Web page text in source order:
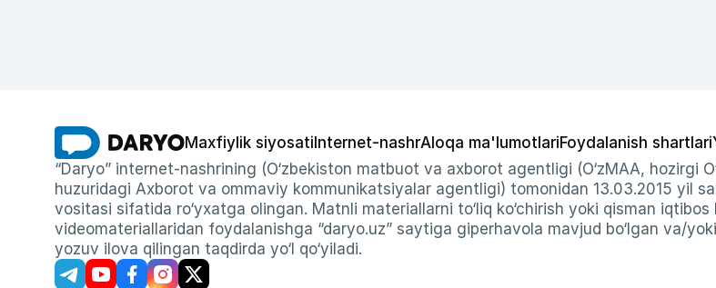
Maxfiylik siyosati Internet-nashrAloqa ma'lumotlariFoydalanish shartlari
“Daryo” internet-nashrining (O‘zbekiston matbuot va axborot agentligi (O‘zMAA, hozirgi
huzuridagi Axborot va ommaviy kommunikatsiyalar agentligi) tomonidan 13.03.2015 yil
vositasi sifatida ro‘yxatga olingan. Matnli materiallarni to‘liq ko‘chirish yoki qisman
videomateriallaridan foydalanishga “daryo.uz” saytiga giperhavola mavjud bo‘lgan va/
yozuv ilova qilingan taqdirda yo‘l qo‘yiladi.